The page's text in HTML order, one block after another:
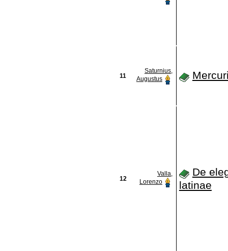
11
Saturnius,
Augustus
12
Valla,
Lorenzo
De
latinae